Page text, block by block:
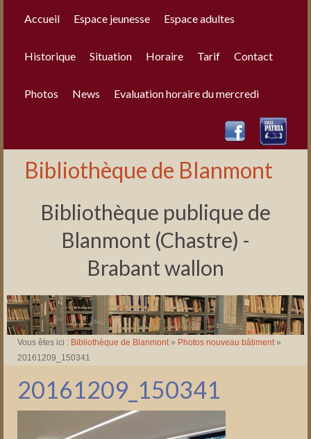
Accueil Espace jeunesse Espace adultes
Historique Situation Horaire Tarif Contact
Photos News Evaluation horaire du mercredi
Bibliothèque de Blanmont
Bibliothèque publique de
Blanmont (Chastre) -
Brabant wallon
Vous êtes ici : Bibliothèque de Blanmont» Photos nouveau bâtiment»
20161209_150341
20161209_150341